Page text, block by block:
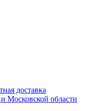
доставка
Московской области